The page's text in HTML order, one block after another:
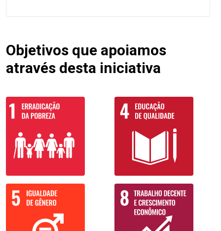
Objetivos que apoiamos
através desta iniciativa